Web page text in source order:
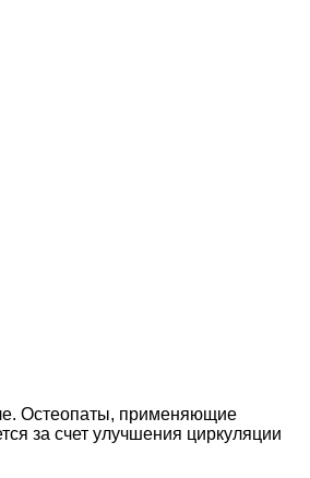
Остеопаты, применяющие
за счет улучшения циркуляции